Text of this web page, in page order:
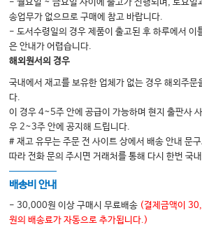
19. 고주파를 사용하는 장비에서 안전성을 최대화
Safety with Radiofrequency-Based Devices)
20. 냉각지방분해술의 안전성을 최대화하는 방법
Cryolipolysis)
21. 마이크로니들링의 안전성을 최대화하는 방
Microneedling)
Index
- 월요일 ~ 금요일 사이에 출고가 진행되며, 토요일
송업무가 없으므로 구매에 참고 바랍니다.
- 도서수령일의 경우 제품이 출고된 후 하루에서 이
은 안내가 어렵습니다.
해외원서의 경우
국내에서 재고를 보유한 업체가 없는 경우 해외주문
다.
이 경우 4~5주 안에 공급이 가능하며 현지 출판사
우 2~3주 안에 공지해 드립니다.
# 재고 유무는 주문 전 사이트 상에서 배송 안내 문
따라 전화 문의 주시면 거래처를 통해 다시 한번 국
배송비 안내
- 30,000원 이상 구매시 무료배송 (결제금액이
원의 배송료가 자동으로 추가됩니다.)